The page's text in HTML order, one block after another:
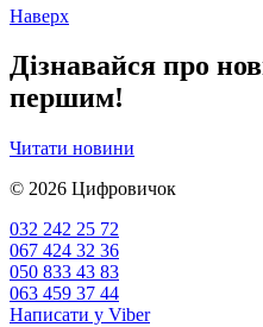
Наверх
Дізнавайся про
першим!
Читати новини
© 2026 Цифровичок
032 242 25 72
067 424 32 36
050 833 43 83
063 459 37 44
Написати у Viber